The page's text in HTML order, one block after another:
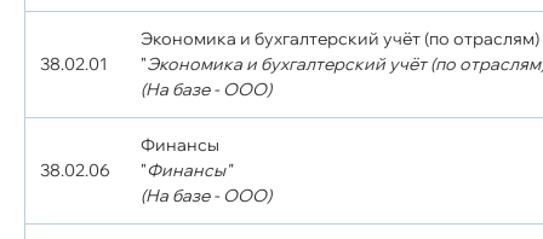
38.02.01
Экономика и бухгалтерский учёт (по отраслям)
"Экономика и бухгалтерский учёт (по
(На базе - ООО)
38.02.06
Финансы
"Финансы"
(На базе - ООО)